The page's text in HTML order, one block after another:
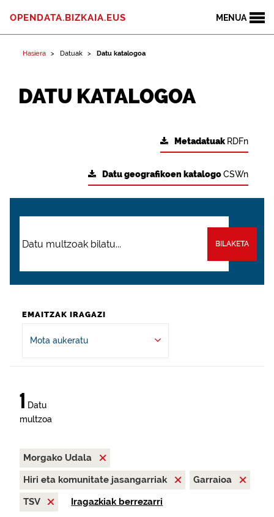
MENUA
OPENDATA.BIZKAIA.EUS
Hasiera Datuak Datu katalogoa
DATU KATALOGOA
Metadatuak RDFn
Datu geografikoen katalogoCSWn
BILAKETA
EMAITZAK IRAGAZI
Mota aukeratu
1 Datu
multzoa
Morgako Udala
Hiri eta komunitate jasangarriak
Garraioa
TSV
Iragazkiak berrezarri